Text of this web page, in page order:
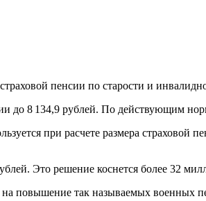
пенсии по старости и
до 8 134,9 рублей. По действующим
при расчете размера страховой
Это решение коснется более 32
повышение так называемых военных